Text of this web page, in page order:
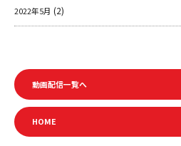
2022年5月 (2)
動画配信一覧へ
HOME